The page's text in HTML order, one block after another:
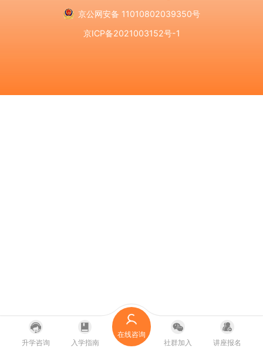
京公网安备 11010802039350号
京ICP备2021003152号-1
升学咨询 入学指南
在线咨询
社群加入
讲座报名